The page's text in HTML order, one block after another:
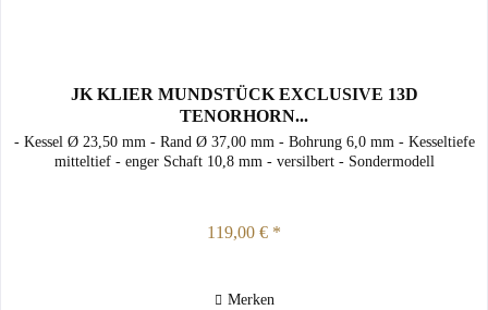
JK KLIER MUNDSTÜCK EXCLUSIVE 13D
TENORHORN...
- Kessel Ø 23,50 mm - Rand Ø 37,00 mm - Bohrung 6,0 mm - Kesseltiefe
mitteltief - enger Schaft 10,8 mm - versilbert - Sondermodell
119,00 € *
Merken